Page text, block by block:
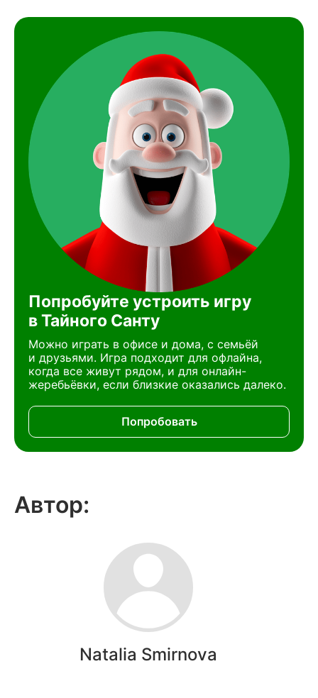
Попробуйте устроить игру
в Тайного Санту
Можно играть в офисе и дома, с семьёй
и друзьями. Игра подходит для офлайна,
когда все живут рядом, и для онлайн-
жеребьёвки, если близкие оказались далеко.
Попробовать
Автор:
Natalia Smirnova